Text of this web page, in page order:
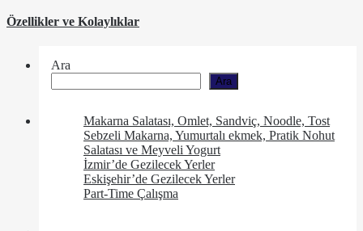
Özellikler ve Kolaylıklar
Ara
Ara
Makarna Salatası, Omlet, Sandviç, Noodle, Tost
Sebzeli Makarna, Yumurtalı ekmek, Pratik Nohut
Salatası ve Meyveli Yogurt
İzmir’de Gezilecek Yerler
Eskişehir’de Gezilecek Yerler
Part-Time Çalışma